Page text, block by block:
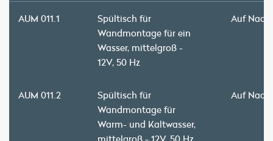
AUM 011.1
Spültisch für
Wandmontage für ein
Wasser, mittelgroß -
12V, 50 Hz
Auf
AUM 011.2
Spültisch für
Wandmontage für
Warm- und Kaltwasser,
Auf